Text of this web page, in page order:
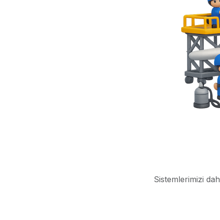
Sistemlerimizi